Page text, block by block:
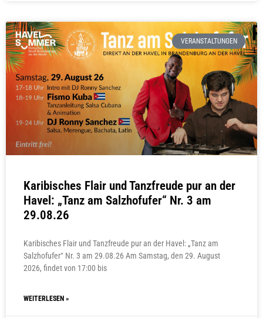
VERANSTALTUNGEN
Karibisches Flair und Tanzfreude pur an der
Havel: „Tanz am Salzhofufer“ Nr. 3 am
29.08.26
Karibisches Flair und Tanzfreude pur an der Havel: „Tanz am
Salzhofufer“ Nr. 3 am 29.08.26 Am Samstag, den 29. August
2026, findet von 17:00 bis
WEITERLESEN »